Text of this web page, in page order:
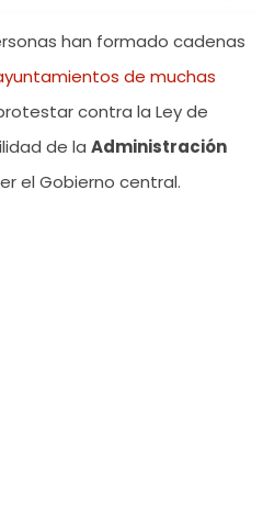
han formado cadenas
de muchas
contra la Ley de
de la Administración
el Gobierno central.